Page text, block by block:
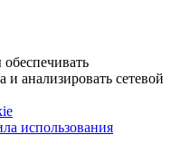
анализировать сетевой
использования